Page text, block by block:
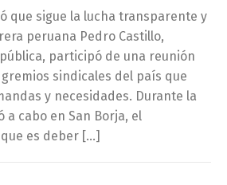
que sigue la lucha transparente y
peruana Pedro Castillo,
participó de una reunión
sindicales del país que
y necesidades. Durante la
a cabo en San Borja, el
es deber […]